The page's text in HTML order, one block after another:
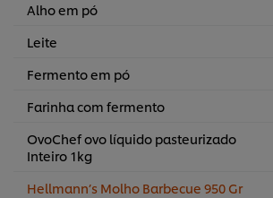
Alho em pó
Leite
Fermento em pó
Farinha com fermento
OvoChef ovo líquido pasteurizado
Inteiro 1kg
Hellmann’s Molho Barbecue 950 Gr